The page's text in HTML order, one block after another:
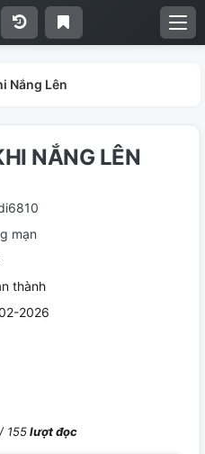
Nắng Lên
NẮNG LÊN
mạn
thành
2026
155lượt đọc